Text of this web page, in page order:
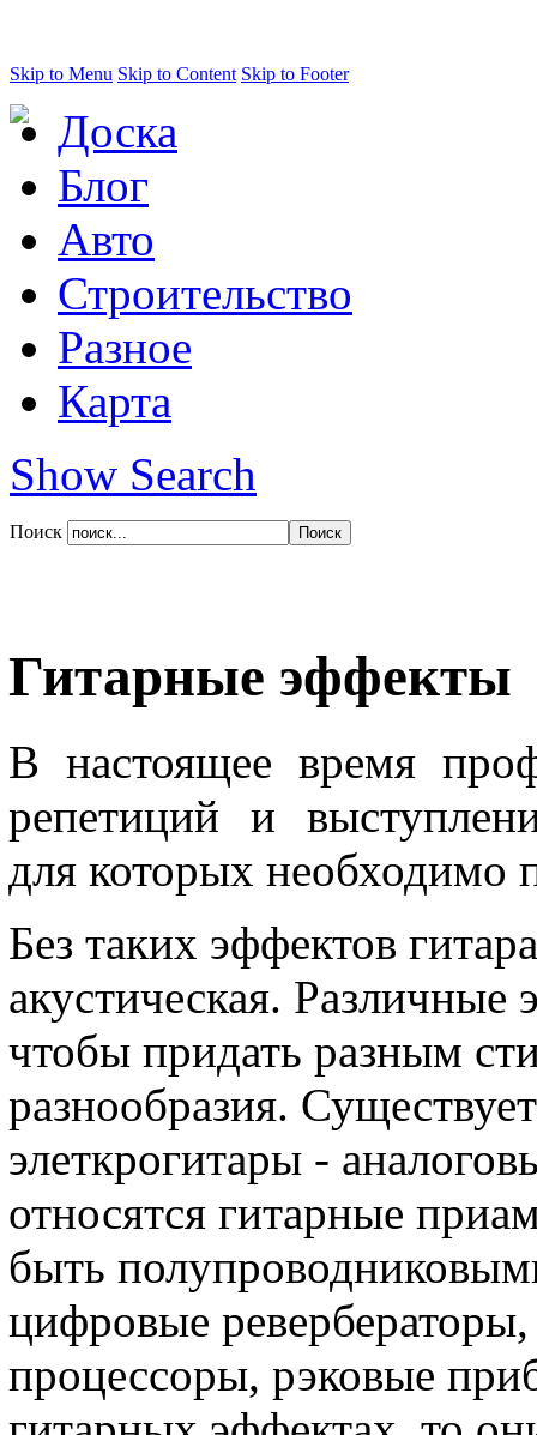
Skip to Menu Skip to Content Skip to Footer
Доска
Блог
Авто
Строительство
Разное
Карта
Show Search
Поиск
Гитарные эффекты
В настоящее время
репетиций и
для которых необходимо
Без таких эффектов
акустическая.
чтобы придать разным
разнообразия.
элеткрогитары -
относятся гитарные
быть
цифровые
процессоры, рэковые